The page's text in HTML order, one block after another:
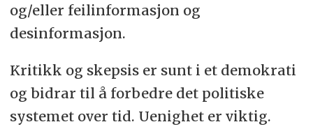
og/eller feilinformasjon og
desinformasjon.
Kritikk og skepsis er sunt i et demokrati
og bidrar til å forbedre det politiske
systemet over tid. Uenighet er viktig.